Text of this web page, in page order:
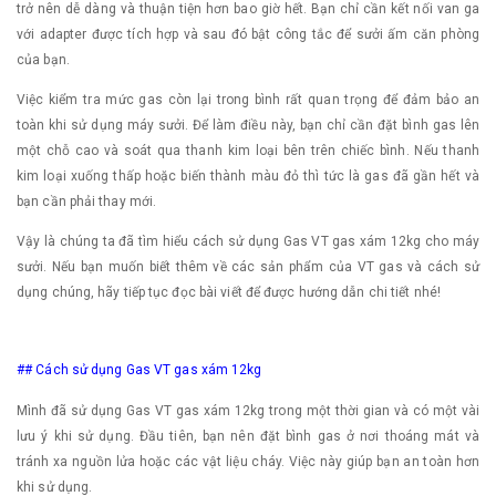
trở nên dễ dàng và thuận tiện hơn bao giờ hết. Bạn chỉ cần kết nối van ga
với adapter được tích hợp và sau đó bật công tắc để sưởi ấm căn phòng
của bạn.
Việc kiểm tra mức gas còn lại trong bình rất quan trọng để đảm bảo an
toàn khi sử dụng máy sưởi. Để làm điều này, bạn chỉ cần đặt bình gas lên
một chỗ cao và soát qua thanh kim loại bên trên chiếc bình. Nếu thanh
kim loại xuống thấp hoặc biến thành màu đỏ thì tức là gas đã gần hết và
bạn cần phải thay mới.
Vậy là chúng ta đã tìm hiểu cách sử dụng Gas VT gas xám 12kg cho máy
sưởi. Nếu bạn muốn biết thêm về các sản phẩm của VT gas và cách sử
dụng chúng, hãy tiếp tục đọc bài viết để được hướng dẫn chi tiết nhé!
## Cách sử dụng Gas VT gas xám 12kg
Mình đã sử dụng Gas VT gas xám 12kg trong một thời gian và có một vài
lưu ý khi sử dụng. Đầu tiên, bạn nên đặt bình gas ở nơi thoáng mát và
tránh xa nguồn lửa hoặc các vật liệu cháy. Việc này giúp bạn an toàn hơn
khi sử dụng.